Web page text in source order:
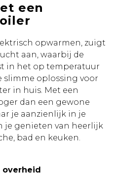
een
opwarmen, zuigt
aan, waarbij de
in het op temperatuur
slimme oplossing voor
in huis. Met een
dan een gewone
je aanzienlijk in je
je genieten van heerlijk
bad en keuken.
overheid